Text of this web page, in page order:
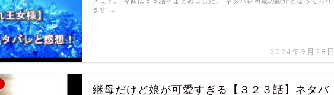
2024年9月28日
ます …
継母だけど娘が可愛すぎる【３２３話】ネタバ